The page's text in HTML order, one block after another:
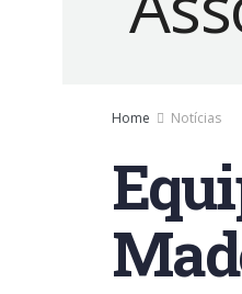
Home Notícias